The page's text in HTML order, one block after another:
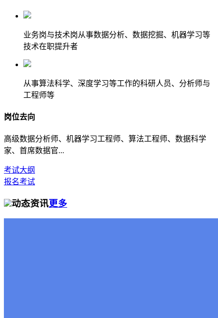
业务岗与技术岗从事数据分析、数据挖掘、机器学习等
技术在职提升者
从事算法科学、深度学习等工作的科研人员、分析师与
工程师等
岗位去向
高级数据分析师、机器学习工程师、算法工程师、数据科学
家、首席数据官...
考试大纲
报名考试
动态资讯更多